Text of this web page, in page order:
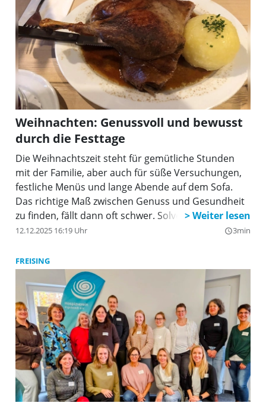
Weihnachten: Genussvoll und bewusst
durch die Festtage
Die Weihnachtszeit steht für gemütliche Stunden
mit der Familie, aber auch für süße Versuchungen,
festliche Menüs und lange Abende auf dem Sofa.
Das richtige Maß zwischen Genuss und Gesundheit
zu finden, fällt dann oft schwer. Solveig Haw, Ärztin
und Gesundheitsexpertin der DKV Deutsche
klappt.
12.12.2025 16:19 Uhr query_builder3min
FREISING